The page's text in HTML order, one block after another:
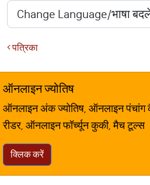
पत्रिका
ऑनलाइन ज्योतिष
ऑनलाइन अंक ज्योतिष, ऑनलाइन पंचांग
रीडर, ऑनलाइन फॉर्च्यून कुकी, मैच टूल्स
क्लिक करें